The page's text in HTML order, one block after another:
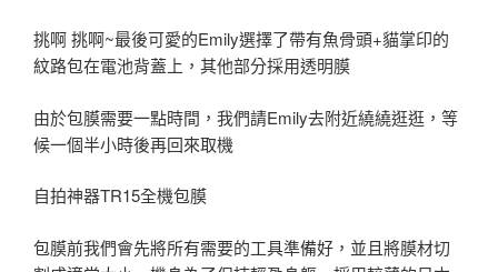
挑啊 挑啊~最後可愛的Emily選擇了帶有魚骨頭+貓掌印的
紋路包在電池背蓋上，其他部分採用透明膜
由於包膜需要一點時間，我們請Emily去附近繞繞逛逛，等
候一個半小時後再回來取機
自拍神器TR15全機包膜
包膜前我們會先將所有需要的工具準備好，並且將膜材切